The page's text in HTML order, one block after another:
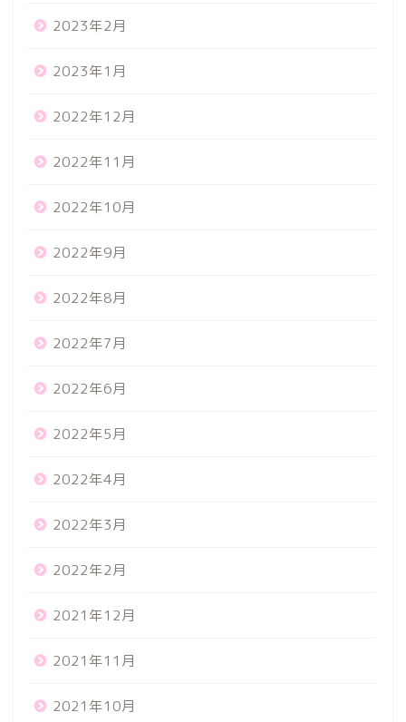
2023年2月
2023年1月
2022年12月
2022年11月
2022年10月
2022年9月
2022年8月
2022年7月
2022年6月
2022年5月
2022年4月
2022年3月
2022年2月
2021年12月
2021年11月
2021年10月